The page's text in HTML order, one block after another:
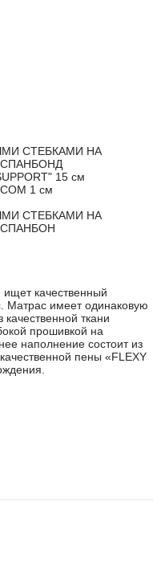
СТЕБКАМИ НА
15 см
1 см
СТЕБКАМИ НА
качественный
Матрас имеет одинаковую
качественной ткани
прошивкой на
наполнение состоит из
пены «FLEXY